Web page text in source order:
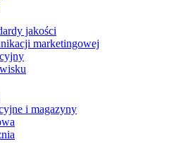
jakości
marketingowej
i magazyny